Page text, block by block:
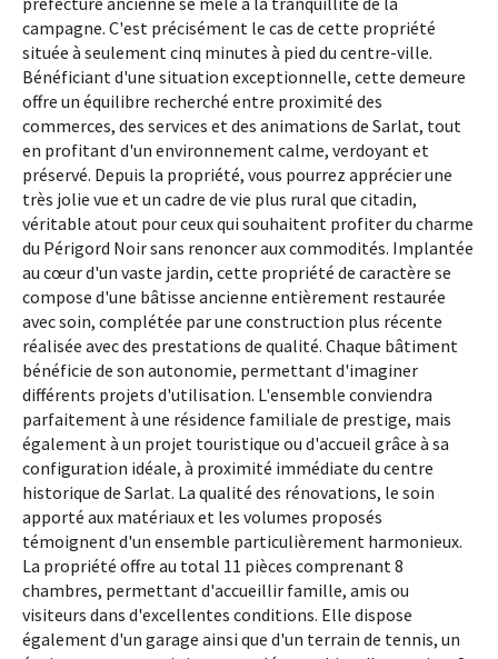
campagne. C'est précisément le cas de cette propriété
située à seulement cinq minutes à pied du centre-ville.
Bénéficiant d'une situation exceptionnelle, cette demeure
offre un équilibre recherché entre proximité des
commerces, des services et des animations de Sarlat, tout
en profitant d'un environnement calme, verdoyant et
préservé. Depuis la propriété, vous pourrez apprécier une
très jolie vue et un cadre de vie plus rural que citadin,
véritable atout pour ceux qui souhaitent profiter du charme
du Périgord Noir sans renoncer aux commodités. Implantée
au cœur d'un vaste jardin, cette propriété de caractère se
compose d'une bâtisse ancienne entièrement restaurée
avec soin, complétée par une construction plus récente
réalisée avec des prestations de qualité. Chaque bâtiment
bénéficie de son autonomie, permettant d'imaginer
différents projets d'utilisation. L'ensemble conviendra
parfaitement à une résidence familiale de prestige, mais
également à un projet touristique ou d'accueil grâce à sa
configuration idéale, à proximité immédiate du centre
historique de Sarlat. La qualité des rénovations, le soin
apporté aux matériaux et les volumes proposés
témoignent d'un ensemble particulièrement harmonieux.
La propriété offre au total 11 pièces comprenant 8
chambres, permettant d'accueillir famille, amis ou
visiteurs dans d'excellentes conditions. Elle dispose
également d'un garage ainsi que d'un terrain de tennis, un